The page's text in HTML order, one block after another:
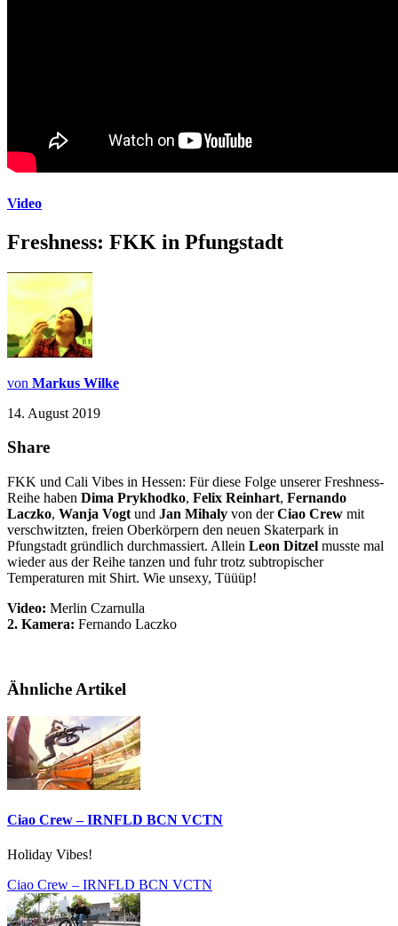
Video
Freshness: FKK in Pfungstadt
von Markus Wilke
14. August 2019
Share
FKK und Cali Vibes in Hessen: Für diese Folge unserer Freshness-
Reihe haben Dima Prykhodko, Felix Reinhart, Fernando
Laczko, Wanja Vogt und Jan Mihaly von derCiao Crew mit
verschwitzten, freien Oberkörpern den neuen Skaterpark in
Pfungstadt gründlich durchmassiert. Allein Leon Ditzel musste mal
wieder aus der Reihe tanzen und fuhr trotz subtropischer
Temperaturen mit Shirt. Wie unsexy, Tüüüp!​
Video: Merlin Czarnulla
2. Kamera: Fernando Laczko
Ähnliche Artikel
Ciao Crew – IRNFLD BCN VCTN
Holiday Vibes!
Ciao Crew – IRNFLD BCN VCTN